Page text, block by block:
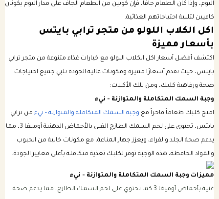
اليوم، وإذا كان الطعام جافًا، فإن كوبين من الطعام الجاف على مدار اليوم يكونان
كافيين لتلبية احتياجاتهم الغذائية.
اكل الكلاب اللولو من متجر ترابي بايتس
بأسعار مميزة
اكتشف أفضل أسعار اكل الكلاب اللولو مع خيارات غذاء متنوعة من متجر ترابي
بايتس، حيث نقدم أسعارًا مميزة ومكونات عالية الجودة تلبي جميع احتياجات
صحة ورفاهية كلبك، ومن تلك الأكلات:
وجبة السمك المتكاملة والمتوازنة - نيء
امنح كلبك طعاماً فاخراً معوجبة السمك المتكاملة والمتوازنة - نيءمن ترابي
بايتس، تحتوي على لحم السمك الطازج الغني بالأحماض الدهنية أوميغا 3، مما
يدعم صحة الجلد والفراء، ويعزز جهاز المناعة، مع مكونات خالية من الحبوب
والمواد الحافظة، هذه الوجبة توفر لكلبك تغذية متكاملة بأعلى معايير الجودة.
مميزات وجبة السمك المتكاملة والمتوازنة - نيء
غنية بأحماض أوميغا 3 كما تحتوي على لحم السمك الطازج، مما يدعم صحة